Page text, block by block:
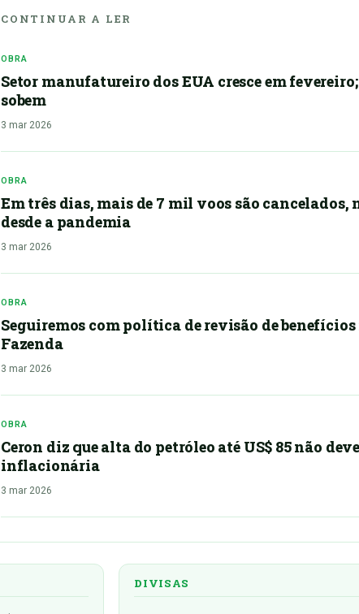
CONTINUAR A LER
OBRA
Setor manufatureiro dos EUA cresce em
sobem
3 mar 2026
OBRA
Em três dias, mais de 7 mil voos são cancelados,
desde a pandemia
3 mar 2026
OBRA
Seguiremos com política de revisão de
Fazenda
3 mar 2026
OBRA
Ceron diz que alta do petróleo até US$ 85 não
inflacionária
3 mar 2026
DIVISAS